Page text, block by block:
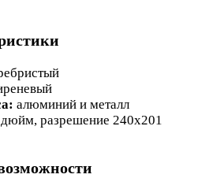
алюминий и металл
разрешение 240x201